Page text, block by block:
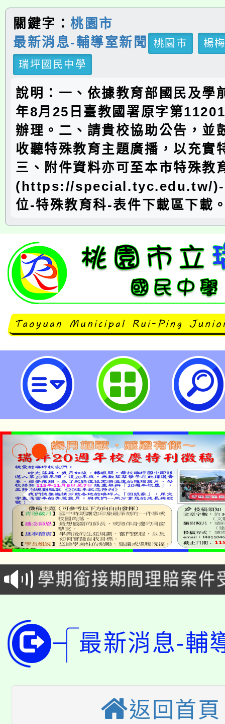
關鍵字：桃園市
最新消息-輔導室新聞
桃園市
楊
瑞坪國民中學
說明：一、依據教育部國民及學
年8月25日臺教國署原字第
辦理。二、請貴校協助公告，並
收聽特殊教育主題廣播，以充實
三、附件資料亦可至本市特殊教
(https://special.tyc.edu.tw/)-
位-特殊教育科-表件下載區下載
轉知國立教育廣播電臺製播112年
的愛」特殊教育主題及播出日期表
坪國民中學
淨零綠生活教案入校路
會
115年食農教育專業人
程
學期銜接期間理賠案件
學籍身 分審查程序及
版
淨零綠領人才培育課程
公告本校115學年度第
代理(課)教師甄選結果(
「2026金融保險知識
生本土語及新住民語歌
公告本校115學年度第
最新消息-輔
返回首頁